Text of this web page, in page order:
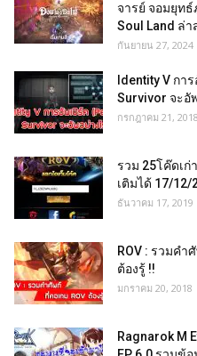
จารย์ จอมยุท
Soul Land ล่า
กันยายน 27, 2024
Identity V กา
Survivor จะอั
กรกฎาคม 21, 2018
รวม 25โค๊ดเก่
เติมได้ 17/12/
ธันวาคม 17, 2019
ROV : รวมคำ
ต้องรู้ !!
มกราคม 20, 2018
Ragnarok M